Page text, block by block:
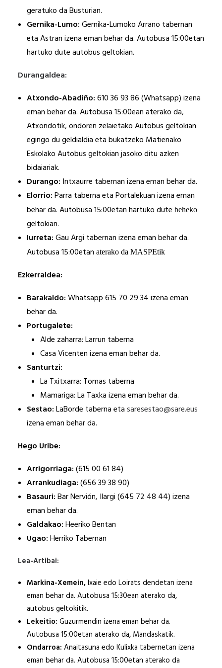
geratuko da Busturian.
Gernika-Lumo:Gernika-Lumoko Arrano tabernan
eta Astran izena eman behar da. Autobusa 15:00etan
hartuko dute autobus geltokian.
Durangaldea:
Atxondo-Abadiño:610 36 93 86 (Whatsapp) izena
eman behar da.Autobusa 15:00ean aterako da,
Atxondotik, ondoren zelaietako Autobus geltokian
egingo du geldialdia eta bukatzeko Matienako
Eskolako Autobus geltokian jasoko ditu azken
bidaiariak.
Durango: Intxaurre tabernan izena eman behar da.
Elorrio:Parra taberna eta Portalekuan izena eman
behar da. Autobusa 15:00etan hartuko dute beheko
geltokian.
Iurreta:Gau Argi tabernan izena eman behar da.
Autobusa 15:00etan aterako da MASPEtik
Ezkerraldea:
Barakaldo:Whatsapp 615 70 29 34izena eman
behar da.
Portugalete:
Alde zaharra: Larrun taberna
Casa Vicentenizena eman behar da.
Santurtzi:
La Txitxarra: Tomas taberna
Mamariga: La Taxkaizena eman behar da.
Sestao:LaBorde taberna etasaresestao@sare.eus
izena eman behar da.
Hego Uribe:
Arrigorriaga:(615 00 61 84)
Arrankudiaga:(656 39 38 90)
Basauri:Bar Nervión, Ilargi (645 72 48 44) izena
eman behar da.
Galdakao:Heeriko Bentan
Ugao:Herriko Tabernan
Lea-Artibai:
Markina-Xemein,Ixaie edo Loirats dendetan izena
eman behar da. Autobusa 15:30ean aterako da,
autobus geltokitik.
Lekeitio: Guzurmendin izena eman behar da.
Autobusa 15:00etan aterako da, Mandaskatik.
Ondarroa: Anaitasuna edo Kulixka tabernetan izena
eman behar da. Autobusa 15:00etan aterako da